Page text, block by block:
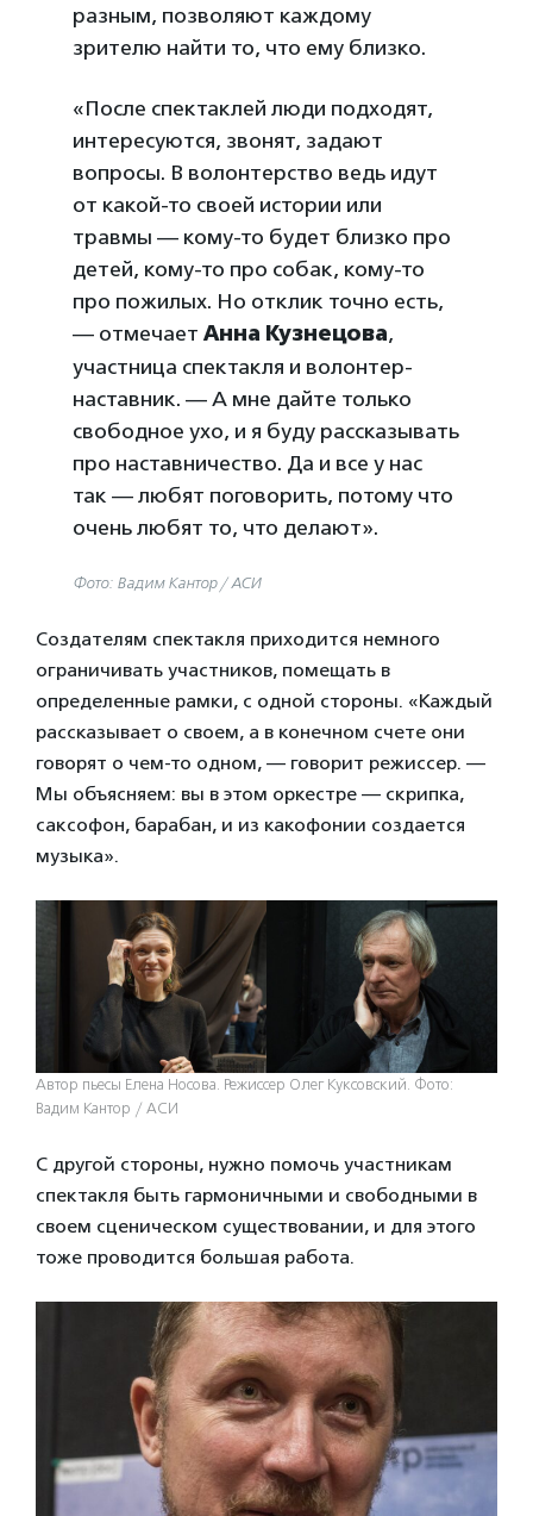
разным, позволяют каждому
зрителю найти то, что ему близко.
«После спектаклей люди подходят,
интересуются, звонят, задают
вопросы. В волонтерство ведь идут
от какой-то своей истории или
травмы — кому-то будет близко про
детей, кому-то про собак, кому-то
про пожилых. Но отклик точно есть,
— отмечаетАнна Кузнецова,
участница спектакля и волонтер-
наставник. — А мне дайте только
свободное ухо, и я буду рассказывать
про наставничество. Да и все у нас
так — любят поговорить, потому что
очень любят то, что делают».
Фото: Вадим Кантор / АСИ
Создателям спектакля приходится немного
ограничивать участников, помещать в
определенные рамки, с одной стороны. «Каждый
рассказывает о своем, а в конечном счете они
говорят о чем-то одном, — говорит режиссер. —
Мы объясняем: вы в этом оркестре — скрипка,
саксофон, барабан, и из какофонии создается
музыка».
Автор пьесы Елена Носова. Режиссер Олег Куксовский. Фото:
Вадим Кантор / АСИ
С другой стороны, нужно помочь участникам
спектакля быть гармоничными и свободными в
своем сценическом существовании, и для этого
тоже проводится большая работа.